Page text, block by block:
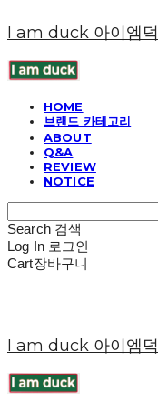
I am duck 아이엠덕
HOME
브랜드 카테고리
ABOUT
Q&A
REVIEW
NOTICE
Search 검색
Log In 로그인
Cart장바구니
I am duck 아이엠덕